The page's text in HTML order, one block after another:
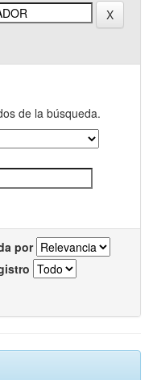
de la búsqueda.
por